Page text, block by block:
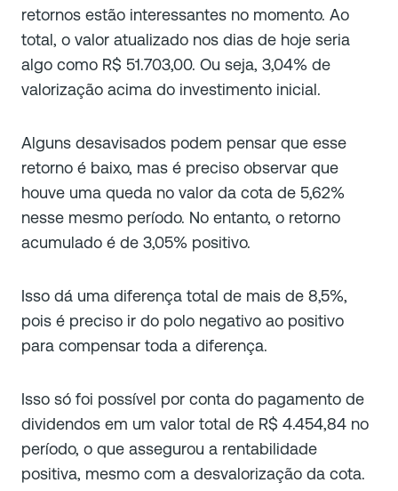
retornos estão interessantes no momento. Ao
total, o valor atualizado nos dias de hoje seria
algo como R$ 51.703,00. Ou seja, 3,04% de
valorização acima do investimento inicial.
Alguns desavisados podem pensar que esse
retorno é baixo, mas é preciso observar que
houve uma queda no valor da cota de 5,62%
nesse mesmo período. No entanto, o retorno
acumulado é de 3,05% positivo.
Isso dá uma diferença total de mais de 8,5%,
pois é preciso ir do polo negativo ao positivo
para compensar toda a diferença.
Isso só foi possível por conta do pagamento de
dividendos em um valor total de R$ 4.454,84 no
período, o que assegurou a rentabilidade
positiva, mesmo com a desvalorização da cota.